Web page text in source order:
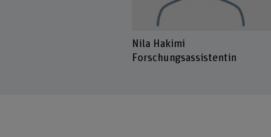
Nila Hakimi
Forschungsassistentin